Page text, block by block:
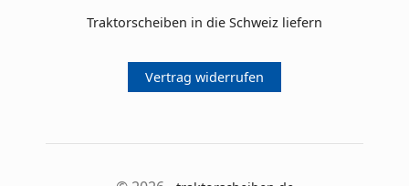
Traktorscheiben in die Schweiz liefern
Vertrag widerrufen